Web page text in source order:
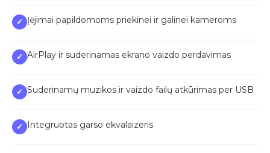
✓ Įėjimai papildomoms priekinei ir galinei kameroms
✓ AirPlay ir suderinamas ekrano vaizdo perdavimas
✓ Suderinamų muzikos ir vaizdo failų atkūrimas per USB
✓ Integruotas garso ekvalaizeris